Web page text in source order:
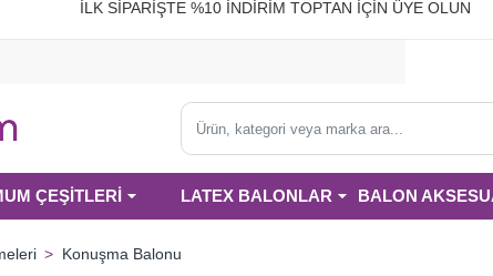
İLK SİPARİŞTE %10 İNDİRİM TOPTAN İÇİN ÜYE
Ürün,
kategori
marka
ÇEŞİTLERİ LATEX BALONLAR BALON
Konuşma Balonu